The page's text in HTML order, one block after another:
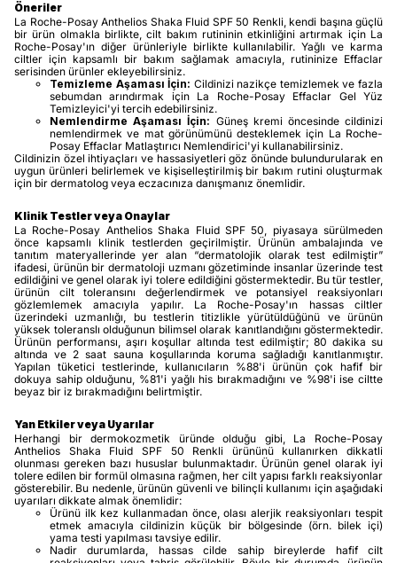
Öneriler
La Roche-Posay Anthelios Shaka Fluid SPF 50 Renkli, kendi başına güçlü
bir ürün olmakla birlikte, cilt bakım rutininin etkinliğini artırmak için La
Roche-Posay'ın diğer ürünleriyle birlikte kullanılabilir. Yağlı ve karma
ciltler için kapsamlı bir bakım sağlamak amacıyla, rutininize Effaclar
serisinden ürünler ekleyebilirsiniz.
Temizleme Aşaması İçin: Cildinizi nazikçe temizlemek ve fazla
sebumdan arındırmak için La Roche-Posay Effaclar Gel Yüz
Temizleyici'yi tercih edebilirsiniz.
Nemlendirme Aşaması İçin: Güneş kremi öncesinde cildinizi
nemlendirmek ve mat görünümünü desteklemek için La Roche-
Posay Effaclar Matlaştırıcı Nemlendirici'yi kullanabilirsiniz.
Cildinizin özel ihtiyaçları ve hassasiyetleri göz önünde bulundurularak en
uygun ürünleri belirlemek ve kişiselleştirilmiş bir bakım rutini oluşturmak
için bir dermatolog veya eczacınıza danışmanız önemlidir.
Klinik Testler veya Onaylar
La Roche-Posay Anthelios Shaka Fluid SPF 50, piyasaya sürülmeden
önce kapsamlı klinik testlerden geçirilmiştir. Ürünün ambalajında ve
tanıtım materyallerinde yer alan “dermatolojik olarak test edilmiştir”
ifadesi, ürünün bir dermatoloji uzmanı gözetiminde insanlar üzerinde test
edildiğini ve genel olarak iyi tolere edildiğini göstermektedir. Bu tür testler,
ürünün cilt toleransını değerlendirmek ve potansiyel reaksiyonları
gözlemlemek amacıyla yapılır. La Roche-Posay'ın hassas ciltler
üzerindeki uzmanlığı, bu testlerin titizlikle yürütüldüğünü ve ürünün
yüksek toleranslı olduğunun bilimsel olarak kanıtlandığını göstermektedir.
Ürünün performansı, aşırı koşullar altında test edilmiştir; 80 dakika su
altında ve 2 saat sauna koşullarında koruma sağladığı kanıtlanmıştır.
Yapılan tüketici testlerinde, kullanıcıların %88'i ürünün çok hafif bir
dokuya sahip olduğunu, %81'i yağlı his bırakmadığını ve %98'i ise ciltte
beyaz bir iz bırakmadığını belirtmiştir.
Yan Etkiler veya Uyarılar
Herhangi bir dermokozmetik üründe olduğu gibi, La Roche-Posay
Anthelios Shaka Fluid SPF 50 Renkli ürününü kullanırken dikkatli
olunması gereken bazı hususlar bulunmaktadır. Ürünün genel olarak iyi
tolere edilen bir formül olmasına rağmen, her cilt yapısı farklı reaksiyonlar
gösterebilir. Bu nedenle, ürünün güvenli ve bilinçli kullanımı için aşağıdaki
uyarıları dikkate almak önemlidir:
Ürünü ilk kez kullanmadan önce, olası alerjik reaksiyonları tespit
etmek amacıyla cildinizin küçük bir bölgesinde (örn. bilek içi)
yama testi yapılması tavsiye edilir.
Nadir durumlarda, hassas cilde sahip bireylerde hafif cilt